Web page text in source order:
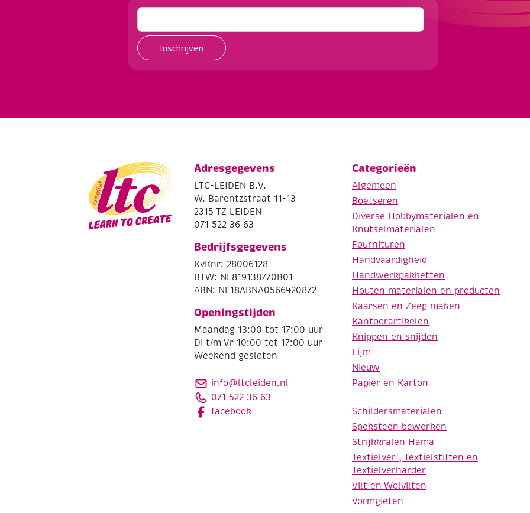
Inschrijven
Adresgegevens
LTC-LEIDEN B.V.
W. Barentzstraat 11-13
2315 TZ LEIDEN
071 522 36 63
Bedrijfsgegevens
KvKnr: 28006128
BTW: NL819138770B01
ABN: NL18ABNA0566420872
Openingstijden
Maandag 13:00 tot 17:00 uur
Di t/m Vr 10:00 tot 17:00 uur
Weekend gesloten
info@ltcleiden.nl
071 522 36 63
facebook
Categorieën
Algemeen
Boetseren
Diverse Hobbymaterialen en
Knutselmaterialen
Fournituren
Handvaardigheid
Handwerkpakketten
Houten materialen en producten
Kaarsen en Zeep maken
Kantoorartikelen
Knippen en snijden
Lijm
Nieuw
Papier en Karton
Schildersmaterialen
Speksteen bewerken
Strijkkralen Hama
Textielverf, Textielstiften en
Textielverharder
Vilt en Wolvilten
Vormgieten